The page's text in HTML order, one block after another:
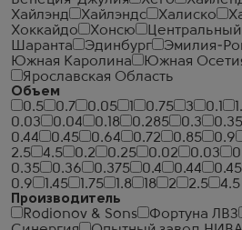
Хайлэнд
Хайлэндс Халиско
Хоккайдо
Хонсю
Шаранта
Эдинбург Эмилия-
Южная Каролина
Южная
Ярославская Область
Объем
0.5
0.7 0.05 0.75 3 0.1
0.03
0.04 0.18 0.285 0.3 0.35
0.44
0.45 0.64 0.72 0.85 0.9
2.5
4.5 0.2 0.25 0.02 0.03
0.35
0.36 0.375 0.4 0.44 0.45
0.9
1.45 1.75 1.8 18 2 2.5
4.5
Производитель
Rodionov & Sons
Фортуна ЛВЗ